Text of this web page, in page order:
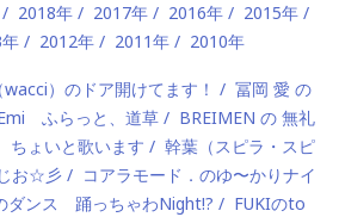
2018年 2017年 2016年
2015年
2012年 2011年 2010年
）のドア開けてます！
冨岡 愛 の
ふらっと、道草
BREIMEN の 無礼
ょいと歌います
幹葉（スピラ・スピ
お☆彡
コアラモード．のゆ〜かりナイ
ダンス 踊っちゃわNight!?
FUKIのto